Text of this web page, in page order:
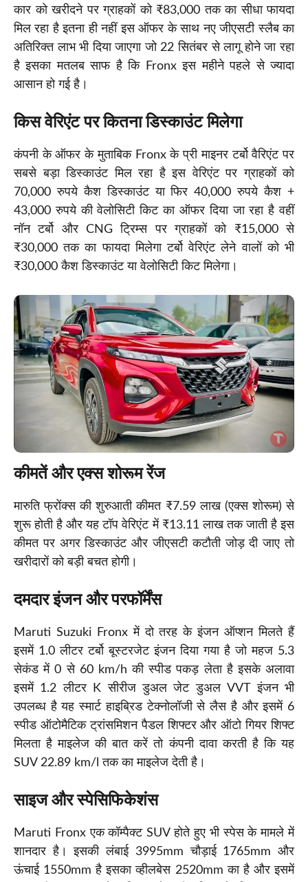
कार को खरीदने पर ग्राहकों को ₹83,000 तक का सीधा फायदा
मिल रहा है इतना ही नहीं इस ऑफर के साथ नए जीएसटी स्लैब का
अतिरिक्त लाभ भी दिया जाएगा जो 22 सितंबर से लागू होने जा रहा
है इसका मतलब साफ है कि Fronx इस महीने पहले से ज्यादा
आसान हो गई है।
किस वेरिएंट पर कितना डिस्काउंट मिलेगा
कंपनी के ऑफर के मुताबिक Fronx के प्री माइनर टर्बो वैरिएंट पर
सबसे बड़ा डिस्काउंट मिल रहा है इस वेरिएंट पर ग्राहकों को
70,000 रुपये कैश डिस्काउंट या फिर 40,000 रुपये कैश +
43,000 रुपये की वेलोसिटी किट का ऑफर दिया जा रहा है वहीं
नॉन टर्बो और CNG ट्रिम्स पर ग्राहकों को ₹15,000 से
₹30,000 तक का फायदा मिलेगा टर्बो वेरिएंट लेने वालों को भी
₹30,000 कैश डिस्काउंट या वेलोसिटी किट मिलेगा।
कीमतें और एक्स शोरूम रेंज
मारुति फ्रोंक्स की शुरुआती कीमत ₹7.59 लाख (एक्स शोरूम) से
शुरू होती है और यह टॉप वेरिएंट में ₹13.11 लाख तक जाती है इस
कीमत पर अगर डिस्काउंट और जीएसटी कटौती जोड़ दी जाए तो
खरीदारों को बड़ी बचत होगी।
दमदार इंजन और परफॉर्मेंस
Maruti Suzuki Fronx में दो तरह के इंजन ऑप्शन मिलते हैं
इसमें 1.0 लीटर टर्बो बूस्टरजेट इंजन दिया गया है जो महज 5.3
सेकंड में 0 से 60 km/h की स्पीड पकड़ लेता है इसके अलावा
इसमें 1.2 लीटर K सीरीज डुअल जेट डुअल VVT इंजन भी
उपलब्ध है यह स्मार्ट हाइब्रिड टेक्नोलॉजी से लैस है और इसमें 6
स्पीड ऑटोमैटिक ट्रांसमिशन पैडल शिफ्टर और ऑटो गियर शिफ्ट
मिलता है माइलेज की बात करें तो कंपनी दावा करती है कि यह
SUV 22.89 km/l तक का माइलेज देती है।
साइज और स्पेसिफिकेशंस
Maruti Fronx एक कॉम्पैक्ट SUV होते हुए भी स्पेस के मामले में
शानदार है। इसकी लंबाई 3995mm चौड़ाई 1765mm और
ऊंचाई 1550mm है इसका व्हीलबेस 2520mm का है और इसमें